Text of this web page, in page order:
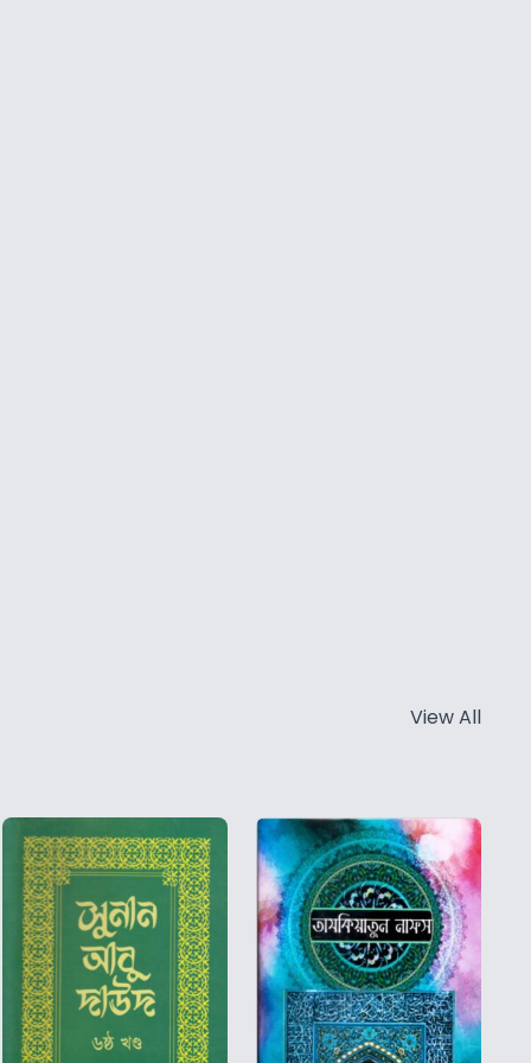
View All